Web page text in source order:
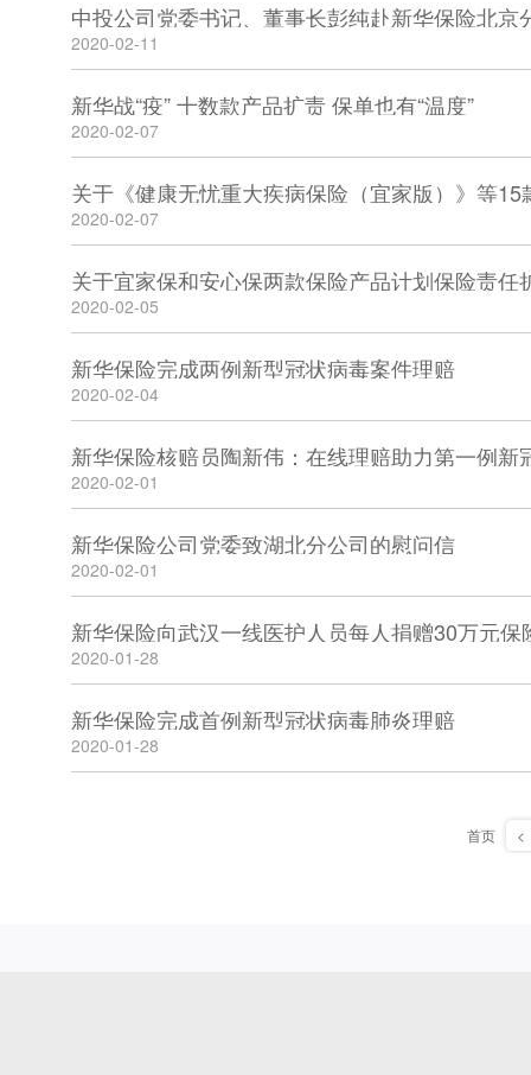
中投公司党委书记、董事长彭纯赴新华保险北京
2020-02-11
新华战“疫” 十数款产品扩责 保单也有“温度”
2020-02-07
2020-02-07
关于宜家保和安心保两款保险产品计划保险责任
2020-02-05
新华保险完成两例新型冠状病毒案件理赔
2020-02-04
新华保险核赔员陶新伟：在线理赔助力第一例新
2020-02-01
新华保险公司党委致湖北分公司的慰问信
2020-02-01
新华保险向武汉一线医护人员每人捐赠30万元保
2020-01-28
新华保险完成首例新型冠状病毒肺炎理赔
2020-01-28
首页 <